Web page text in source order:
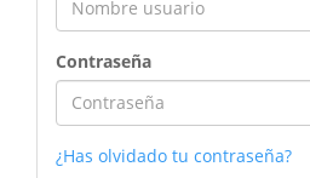
Contraseña
¿Has olvidado tu contraseña?